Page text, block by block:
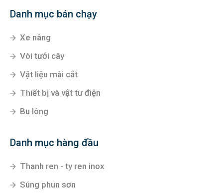
Danh mục bán chạy
Xe nâng
Vòi tưới cây
Vật liệu mài cắt
Thiết bị và vật tư điện
Bu lông
Danh mục hàng đầu
Thanh ren - ty ren inox
Súng phun sơn